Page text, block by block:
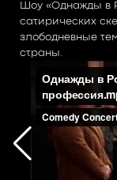
Шоу «Однажды в
сатирических
злободневные
страны.